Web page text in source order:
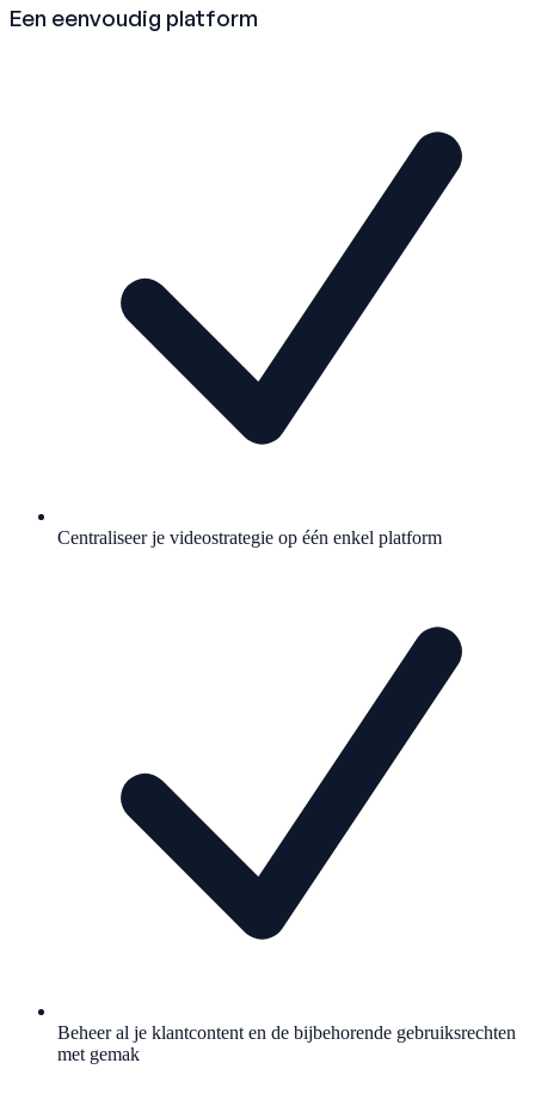
Een eenvoudig platform
Centraliseer je videostrategie op één enkel platform
Beheer al je klantcontent en de bijbehorende gebruiksrechten
met gemak